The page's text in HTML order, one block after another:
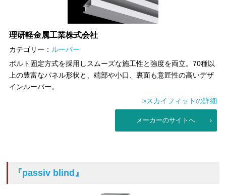
理研軽金属工業株式会社
カテゴリー： ルーバー
ボルト固定方式を採用しスムーズな施工性と強度を両立。70種以
上の豊富なパネル形状と、端部や小口、裏面も意匠性の高いデザ
インルーバー。
>スカイフィットの詳細
メーカーのサイトへ
『passiv blind』